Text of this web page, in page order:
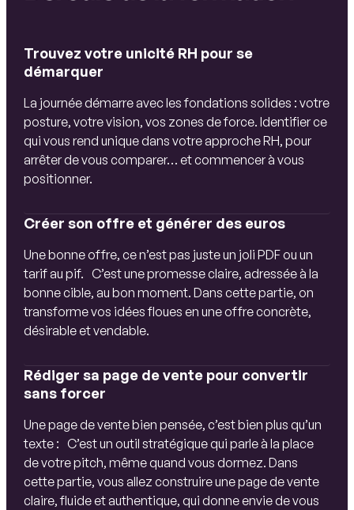
participant à l'issue de la formation.
salle équipée pour la formation en présentiel
d’un support de cours de type Powerpoint.
documents de travail et trames d’exercices
session.
Trouvez votre unicité RH pour se
démarquer
La journée démarre avec les fondations solides : votre
posture, votre vision, vos zones de force. Identifier ce
qui vous rend unique dans votre approche RH, pour
arrêter de vous comparer… et commencer à vous
positionner.
Créer son offre et générer des euros
Une bonne offre, ce n’est pas juste un joli PDF ou un
tarif au pif. C’est une promesse claire, adressée à la
bonne cible, au bon moment. Dans cette partie, on
transforme vos idées floues en une offre concrète,
désirable et vendable.
Rédiger sa page de vente pour convertir
sans forcer
Une page de vente bien pensée, c’est bien plus qu’un
texte : C’est un outil stratégique qui parle à la place
de votre pitch, même quand vous dormez. Dans
cette partie, vous allez construire une page de vente
claire, fluide et authentique, qui donne envie de vous